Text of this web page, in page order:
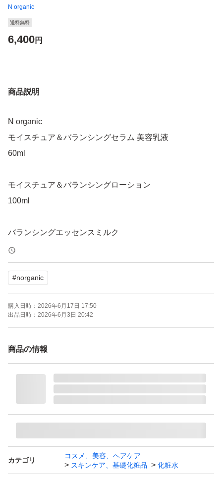
N organic
送料無料
6,400円
商品説明
N organic
モイスチュア＆バランシングセラム 美容乳液
60ml
モイスチュア＆バランシングローション
100ml
バランシングエッセンスミルク
60ml
全てセットで販売していますが単品も可能です！
全て未使用品ですのでご安心ください！！
#norganic
購入日時： 2026年6月17日 17:50
出品日時： 2026年6月3日 20:42
商品の情報
カテゴリ
コスメ、美容、ヘアケア
スキンケア、基礎化粧品
化粧水